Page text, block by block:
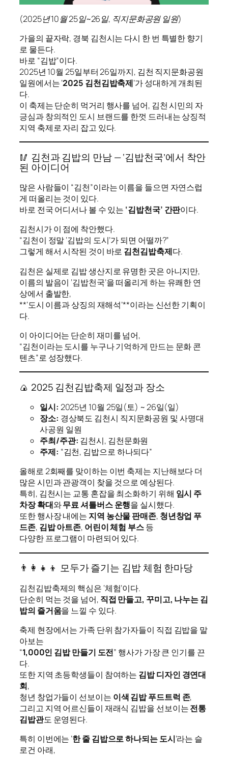
(2025년 10월 25일~26일, 직지문화공원 일원)
가을의 끝자락, 경북 김천시는 다시 한 번 특별한 향기
로 물든다.
바로 “김밥”이다.
2025년 10월 25일부터 26일까지, 김천 직지문화공원
일원에서는 ‘2025 김천김밥축제’가 성대하게 개최된
다.
이 축제는 단순히 먹거리 행사를 넘어, 김천 시민의 자
긍심과 창의적인 도시 브랜드를 한껏 드러내는 상징적
지역 축제로 자리 잡고 있다.
🥢 김천과 김밥의 만남 — ‘김밥천국’에서 착안
된 아이디어
많은 사람들이 “김천”이라는 이름을 들으면 자연스럽
게 떠올리는 것이 있다.
바로 전국 어디서나 볼 수 있는 ‘김밥천국’ 간판이다.
김천시가 이 점에 착안했다.
“김천이 정말 ‘김밥의 도시’가 되면 어떨까?”
그렇게 해서 시작된 것이 바로 김천김밥축제다.
김천은 실제로 김밥 생산지로 유명한 곳은 아니지만,
이름의 발음이 ‘김밥천국’을 떠올리게 하는 유쾌한 연
상에서 출발한,
**‘도시 이름과 상징의 재해석’**이라는 신선한 기획이
다.
이 아이디어는 단순히 재미를 넘어,
“김천이라는 도시를 누구나 기억하게 만드는 문화 콘
텐츠”로 성장했다.
🍙 2025 김천김밥축제 일정과 장소
일시: 2025년 10월 25일(토) ~ 26일(일)
장소: 경상북도 김천시 직지문화공원 및 사명대
사공원 일원
주최/주관: 김천시, 김천문화원
주제: “김천, 김밥으로 하나되다”
올해로 2회째를 맞이하는 이번 축제는 지난해보다 더
많은 시민과 관광객이 찾을 것으로 예상된다.
특히, 김천시는 교통 혼잡을 최소화하기 위해 임시 주
차장 확대와무료 셔틀버스 운행을 실시했다.
또한 행사장 내에는 지역 농산물 판매존, 청년창업 푸
드존, 김밥 아트존, 어린이 체험 부스등
다양한 프로그램이 마련되어 있다.
👨‍👩‍👧‍👦 모두가 즐기는 김밥 체험 한마당
김천김밥축제의 핵심은 ‘체험’이다.
단순히 먹는 것을 넘어, 직접 만들고, 꾸미고, 나누는 김
밥의 즐거움을 느낄 수 있다.
축제 현장에서는 가족 단위 참가자들이 직접 김밥을 말
아보는
“1,000인 김밥 만들기 도전” 행사가 가장 큰 인기를 끈
다.
또한 지역 초등학생들이 참여하는 김밥 디자인 경연대
회,
청년 창업가들이 선보이는 이색 김밥 푸드트럭 존,
그리고 지역 어르신들이 재래식 김밥을 선보이는전통
김밥관도 운영된다.
특히 이번에는 ‘한 줄 김밥으로 하나되는 도시’라는 슬
로건 아래,